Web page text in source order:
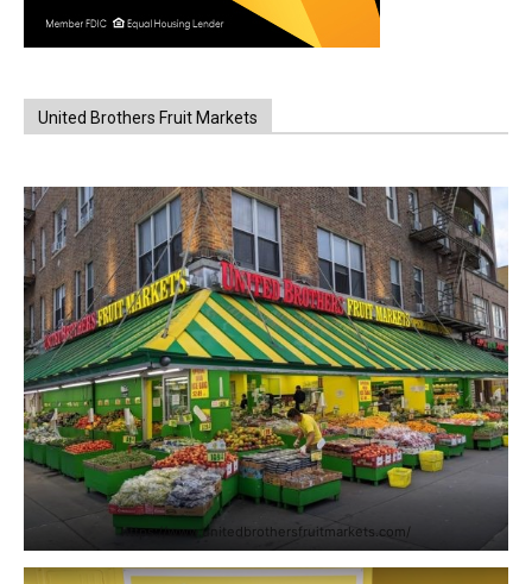
United Brothers Fruit Markets
https://www.unitedbrothersfruitmarkets.com/